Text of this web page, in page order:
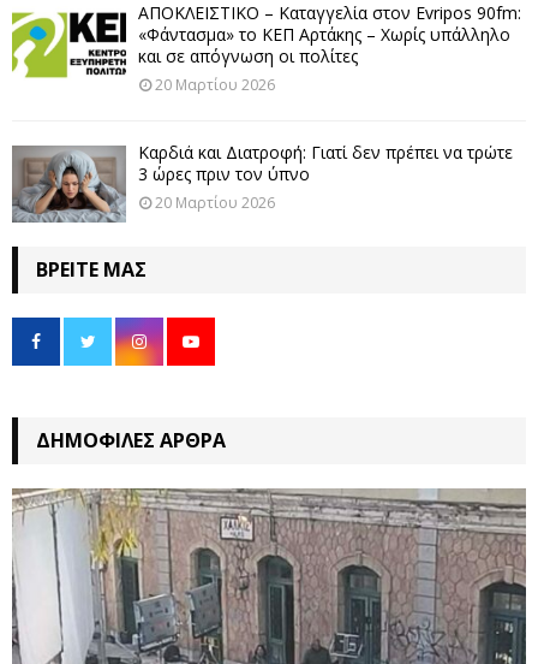
ΑΠΟΚΛΕΙΣΤΙΚΟ – Καταγγελία στον Evripos 90fm:
«Φάντασμα» το ΚΕΠ Αρτάκης – Χωρίς υπάλληλο
και σε απόγνωση οι πολίτες
20 Μαρτίου 2026
Καρδιά και Διατροφή: Γιατί δεν πρέπει να τρώτε
3 ώρες πριν τον ύπνο
20 Μαρτίου 2026
ΒΡΕΊΤΕ ΜΑΣ
ΔΗΜΟΦΙΛΈΣ ΆΡΘΡΑ